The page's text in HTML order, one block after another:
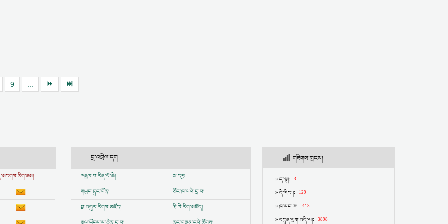
9
དྲ་འབྲེལ་དག
ྋརྒྱལ་བ་རིན་པོ་ཆེ།
ཨ་དཪྴ།
གཡུང་དྲུང་བོན།
ཙོང་ཁ་པའི་དྲ་བ།
སྔ་འགྱུར་རིགས་མཛོད།
ཝི་ཁེ་རིག་མཛོད།